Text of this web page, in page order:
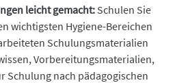
leicht gemacht: Schulen Sie
wichtigsten Hygiene-Bereichen
Schulungsmaterialien
Vorbereitungsmaterialien,
Schulung nach pädagogischen